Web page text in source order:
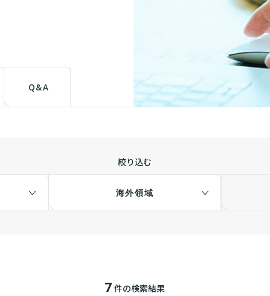
Q&A
絞り込む
海外領域
7 件の検索結果